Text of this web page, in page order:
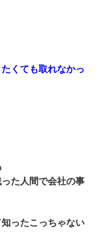
貸してほしい」私「貸す
たら泣き出して・・私
い結果がこれ・・・
。で？」夫「慰謝料
請求する」夫「」
皮膚科にいったら「ジベ
くても取れなかっ
た人間で会社の事
ったこっちゃない